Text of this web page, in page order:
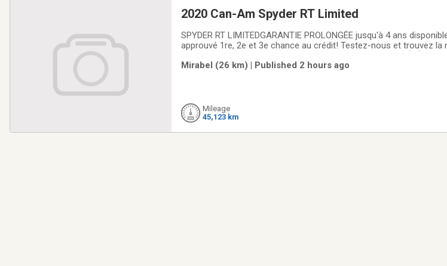
2020 Can-Am Spyder RT Limited
SPYDER RT LIMITEDGARANTIE PROLONGÉE jusqu'à 4 ans
approuvé 1re, 2e et 3e chance au crédit! Testez-nous et trouvez
VÉHICULE RÉCRÉATIFAvec plus de 500 véhicules en
Mirabel (26 km) | Published 2 hours ago
Mileage
45,123 km